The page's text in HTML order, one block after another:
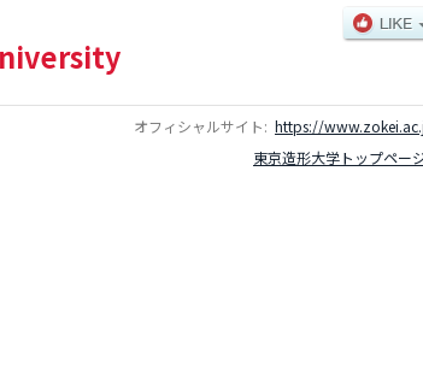
オフィシャルサイト: https://
東京造形大学トップペー